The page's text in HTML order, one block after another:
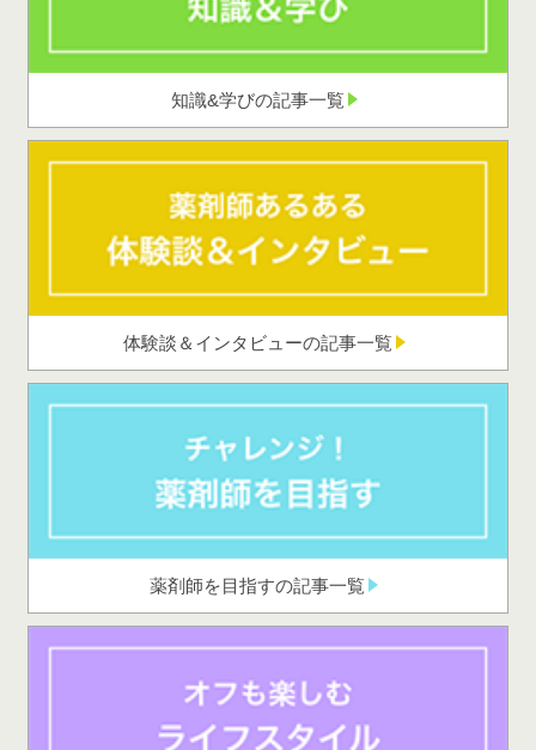
知識&学びの記事一覧
体験談＆インタビューの記事一覧
薬剤師を目指すの記事一覧